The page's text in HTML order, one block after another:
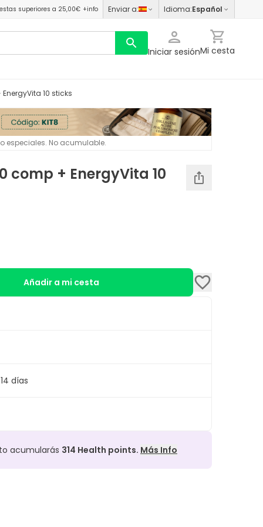
superiores a 25,00€ +info Enviar a: Idioma:Español
Iniciar sesiónMi cesta
10 sticks
especiales. No acumulable.
comp + EnergyVita 10
Añadir a mi cesta
14 días
acumularás 314 Health points. Más Info